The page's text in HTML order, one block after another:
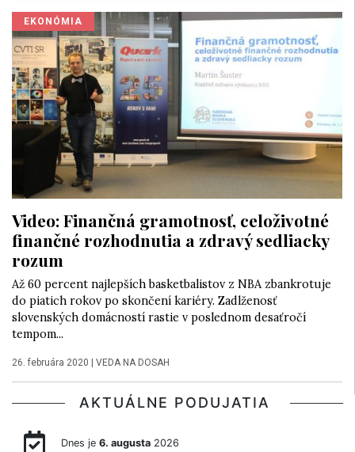
EKONÓMIA
Video: Finančná gramotnosť, celoživotné
finančné rozhodnutia a zdravý sedliacky
rozum
Až 60 percent najlepších basketbalistov z NBA zbankrotuje
do piatich rokov po skončení kariéry. Zadlženosť
slovenských domácností rastie v poslednom desaťročí
tempom...
26. februára 2020 | VEDA NA DOSAH
AKTUÁLNE PODUJATIA
Dnes je 6. augusta2026